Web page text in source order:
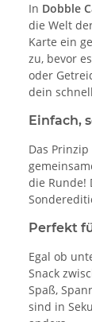
In Dobble
die Welt
Karte ein
zu, bevor
oder
dein
Einfach,
Das
die Runde!
Perfekt
Egal ob
Snack
Spaß,
sind in